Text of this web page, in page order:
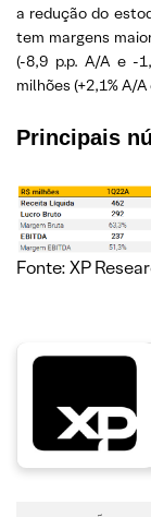
a redução do
tem margens
(-8,9 p.p. A/A e -
milhões (+2,1% A/A
Principais
Fonte: XP